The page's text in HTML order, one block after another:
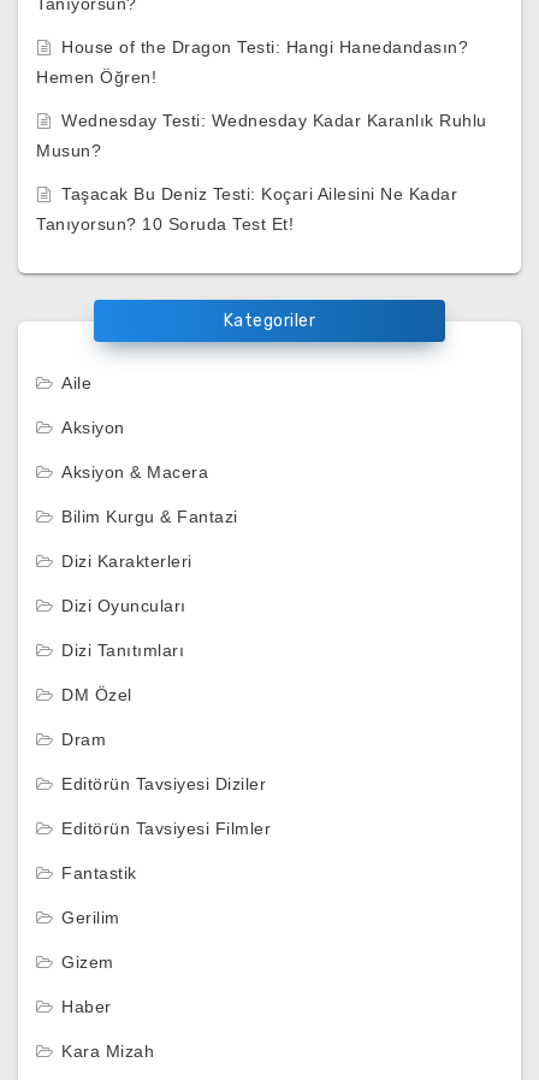
House of the Dragon Testi: Hangi Hanedandasın?
Hemen Öğren!
Wednesday Testi: Wednesday Kadar Karanlık Ruhlu
Musun?
Taşacak Bu Deniz Testi: Koçari Ailesini Ne Kadar
Tanıyorsun? 10 Soruda Test Et!
Kategoriler
Aile
Aksiyon
Aksiyon & Macera
Bilim Kurgu & Fantazi
Dizi Karakterleri
Dizi Oyuncuları
Dizi Tanıtımları
DM Özel
Dram
Editörün Tavsiyesi Diziler
Editörün Tavsiyesi Filmler
Fantastik
Gerilim
Gizem
Haber
Kara Mizah